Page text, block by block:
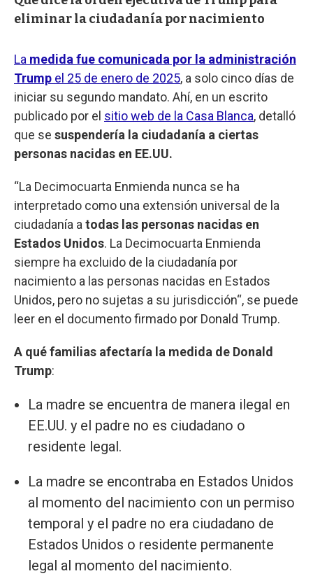
eliminar la ciudadanía por nacimiento
La medida fue comunicada por la administración
Trump el 25 de enero de 2025, a solo cinco días de
iniciar su segundo mandato. Ahí, en un escrito
publicado por el sitio web de la Casa Blanca, detalló
que se suspendería la ciudadanía a ciertas
personas nacidas en EE.UU.
“La Decimocuarta Enmienda nunca se ha
interpretado como una extensión universal de la
ciudadanía a todas las personas nacidas en
Estados Unidos. La Decimocuarta Enmienda
siempre ha excluido de la ciudadanía por
nacimiento a las personas nacidas en Estados
Unidos, pero no sujetas a su jurisdicción“, se puede
leer en el documento firmado por Donald Trump.
A qué familias afectaría la medida de Donald
Trump:
La madre se encuentra de manera ilegal en
EE.UU. y el padre no es ciudadano o
residente legal.
La madre se encontraba en Estados Unidos
al momento del nacimiento con un permiso
temporal y el padre no era ciudadano de
Estados Unidos o residente permanente
legal al momento del nacimiento.